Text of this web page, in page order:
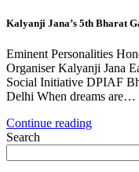
Kalyanji Jana’s 5th Bharat
Eminent Personalities
Organiser Kalyanji Jana
Social Initiative DPIAF
Delhi When dreams are…
Continue reading
Search